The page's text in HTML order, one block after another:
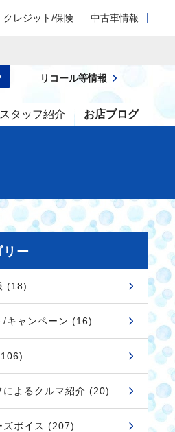
クレジット/保険 中古車情報
スタッフ紹介 お店ブログ
リコール等情報
リー
(18)
/キャンペーン (16)
によるクルマ紹介 (20)
ズボイス (207)